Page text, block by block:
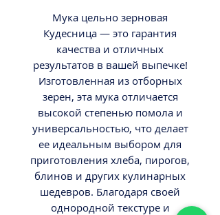
Мука цельно зерновая
Кудесница — это гарантия
качества и отличных
результатов в вашей выпечке!
Изготовленная из отборных
зерен, эта мука отличается
высокой степенью помола и
универсальностью, что делает
ее идеальным выбором для
приготовления хлеба, пирогов,
блинов и других кулинарных
шедевров. Благодаря своей
однородной текстуре и